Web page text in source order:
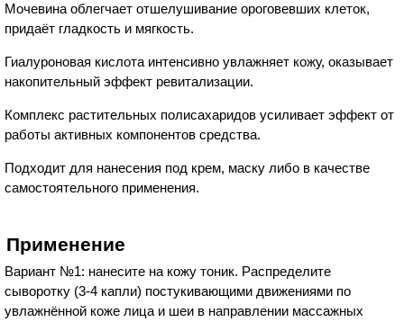
Мочевина облегчает отшелушивание ороговевших клеток,
придаёт гладкость и мягкость.
Гиалуроновая кислота интенсивно увлажняет кожу, оказывает
накопительный эффект ревитализации.
Комплекс растительных полисахаридов усиливает эффект от
работы активных компонентов средства.
Подходит для нанесения под крем, маску либо в качестве
самостоятельного применения.
Применение
Вариант №1: нанесите на кожу тоник. Распределите
сыворотку (3-4 капли) постукивающими движениями по
увлажнённой коже лица и шеи в направлении массажных